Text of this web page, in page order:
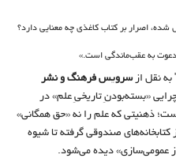
اصرار بر کتاب کاغذی چه معنایی دارد؟
دعوت به عقب‌ماندگی است.»
به نقل ازسرویس فرهنگ و نشر
«بسته‌بودنِ تاریخیِ علم» در
ذهنیتی که علم را نه «حق همگانی»
صندوقی گرفته تا شیوه
عمومی‌سازی» دیده می‌شود.